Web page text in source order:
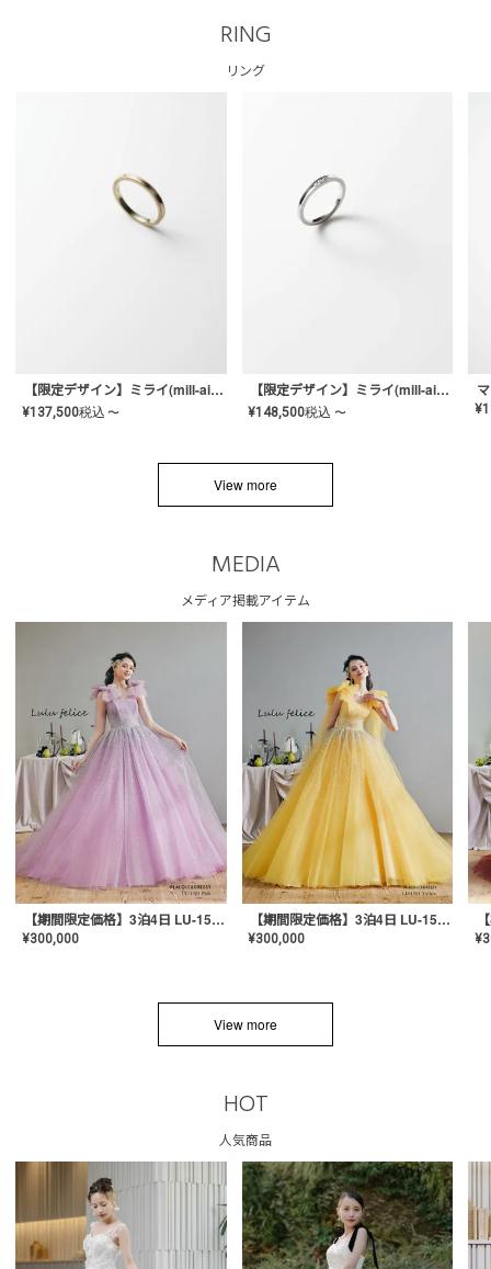
RING
リング
【限定デザイン】ミライ(mill-ai)リング
¥137,500税込 〜
【限定デザイン】ミライ(mill-ai)リング
¥148,500税込 〜 ¥
View more
MEDIA
メディア掲載アイテム
【期間限定価格】3泊4日 LU-1501(Pink)
¥300,000
【期間限定価格】3泊4日 LU-1501(Yellow)
¥300,000 ¥
View more
HOT
人気商品